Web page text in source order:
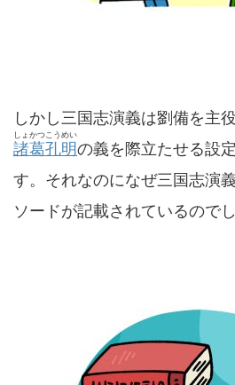
しかし三国志演義は劉備を主
諸葛孔明
しょかつこうめい
の義を際立たせる設
す。それなのになぜ三国志演
ソードが記載されているので